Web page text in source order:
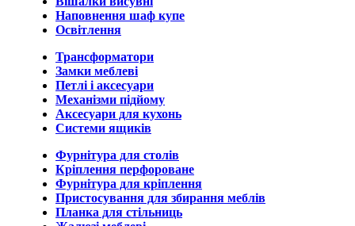
Наповнення шаф купе
Освітлення
Трансформатори
Замки меблеві
Петлі і аксесуари
Механізми підйому
Аксесуари для кухонь
Системи ящиків
Фурнітура для столів
Кріплення перфороване
Фурнітура для кріплення
Пристосування для збирання меблів
Планка для стільниць